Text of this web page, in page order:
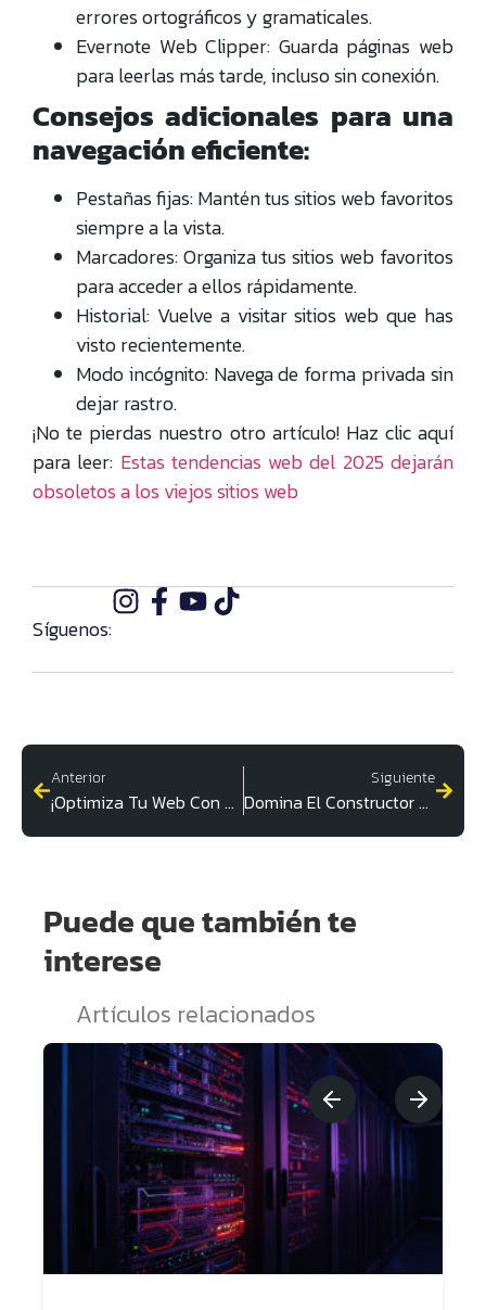
errores ortográficos y gramaticales.
Evernote Web Clipper: Guarda páginas web
para leerlas más tarde, incluso sin conexión.
Consejos adicionales para una
navegación eficiente:
Pestañas fijas: Mantén tus sitios web favoritos
siempre a la vista.
Marcadores: Organiza tus sitios web favoritos
para acceder a ellos rápidamente.
Historial: Vuelve a visitar sitios web que has
visto recientemente.
Modo incógnito: Navega de forma privada sin
dejar rastro.
¡No te pierdas nuestro otro artículo! Haz clic aquí
para leer: Estas tendencias web del 2025 dejarán
obsoletos a los viejos sitios web
Síguenos:
Anterior
¡Optimiza Tu Web Con Estos Plugins De WordPress!
Siguiente
Domina El Constructor Web Y Destaca
Puede que también te
interese
Artículos relacionados